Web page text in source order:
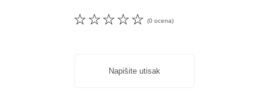
☆
☆
☆
☆
☆ (0 ocena)
Napišite utisak